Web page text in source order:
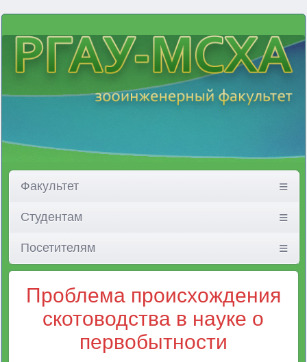
Факультет
Студентам
Посетителям
Проблема происхождения
скотоводства в науке о
первобытности